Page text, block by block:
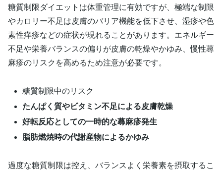
糖質制限ダイエットは体重管理に有効ですが、極端な制限
やカロリー不足は皮膚のバリア機能を低下させ、湿疹や色
素性痒疹などの症状が現れることがあります。エネルギー
不足や栄養バランスの偏りが皮膚の乾燥やかゆみ、慢性蕁
麻疹のリスクを高めるため注意が必要です。
糖質制限中のリスク
たんぱく質やビタミン不足による皮膚乾燥
好転反応としての一時的な蕁麻疹発生
脂肪燃焼時の代謝産物によるかゆみ
過度な糖質制限は控え、バランスよく栄養素を摂取するこ